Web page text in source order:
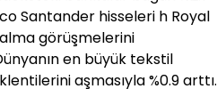
Santander hisseleri h Royal
görüşmelerini
en büyük tekstil
aşmasıyla %0.9 arttı.